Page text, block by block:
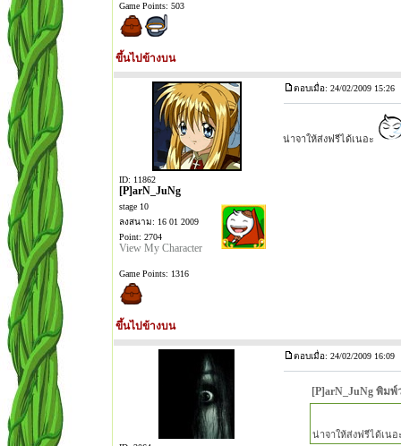
Game Points: 503
ขึ้นไปข้างบน
ID: 11862
[P]arN_JuNg
stage 10
ลงสนาม: 16 01 2009
Point: 2704
View My Character
Game Points: 1316
ตอบเมื่อ: 24/02/2009 15:26
น่าจาให้ส่งฟรีได้เนอะ
ขึ้นไปข้างบน
ตอบเมื่อ: 24/02/2009 16:09
[P]arN_JuNg พิมพ์
น่าจาให้ส่งฟรีได้เน